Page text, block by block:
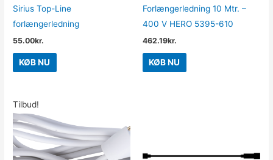
Sirius Top-Line
forlængerledning
55.00kr.
KØB NU
Forlængerledning 10 Mtr. –
400 V HERO 5395-610
462.19kr.
KØB NU
Tilbud!